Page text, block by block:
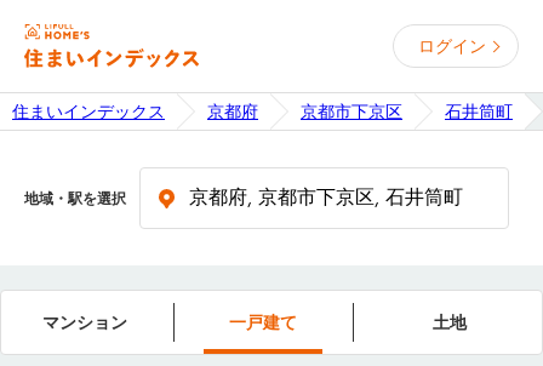
ログイン
住まいインデックス 京都府 京都市下京区 石井筒町
地域・駅を選択
マンション 一戸建て 土地